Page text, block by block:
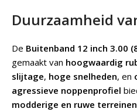
Duurzaamheid
De Buitenband 12 inch 3.00
gemaakt van hoogwaardig
slijtage, hoge snelheden, en
agressieve noppenprofiel
modderige en ruwe terreinen